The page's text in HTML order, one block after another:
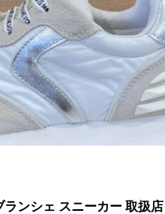
ンシェ スニーカー 取扱店